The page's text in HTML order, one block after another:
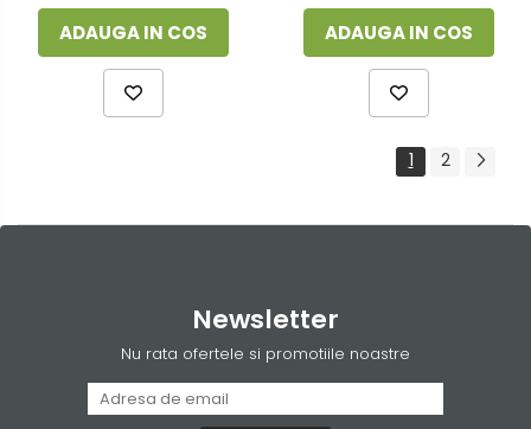
ADAUGA IN COS ADAUGA IN COS
1 2
Newsletter
Nu rata ofertele si promotiile noastre